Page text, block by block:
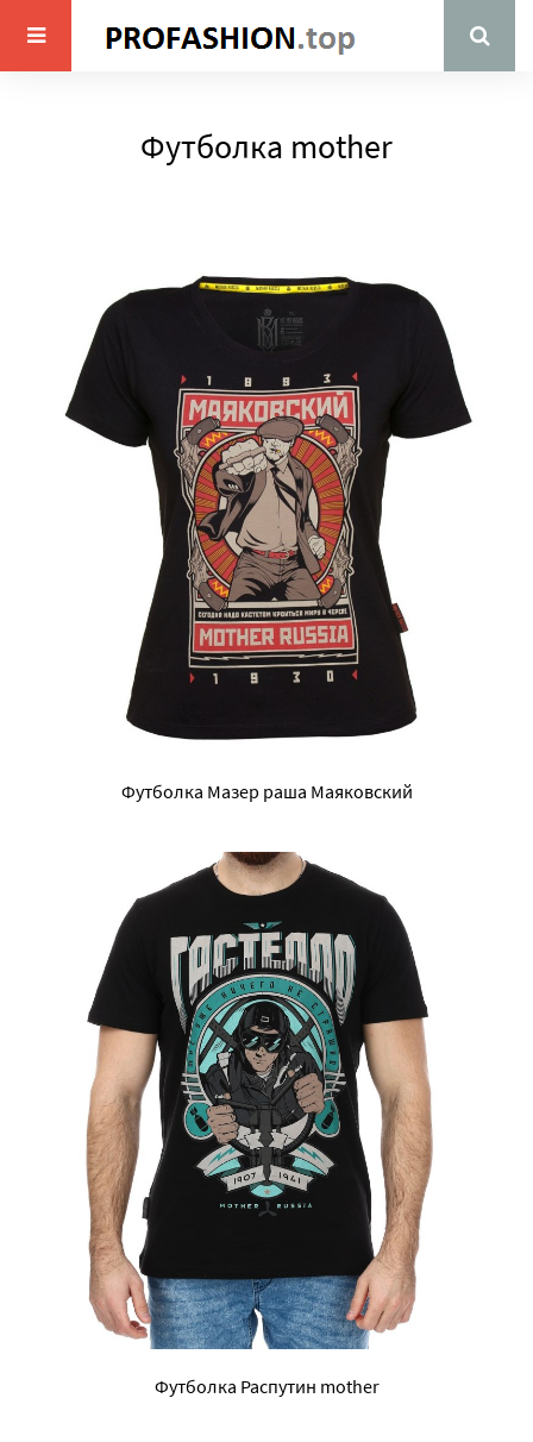
Футболка mother
Футболка Мазер раша Маяковский
Футболка Распутин mother